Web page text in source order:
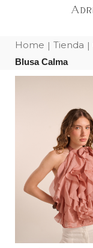
Home | Tienda |
Blusa Calma